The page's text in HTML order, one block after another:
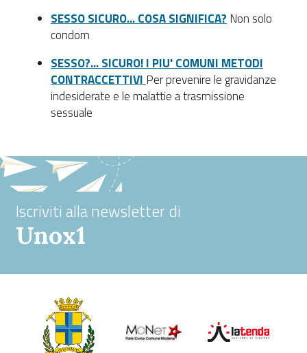
SESSO SICURO... COSA SIGNIFICA? Non solo
condom
SESSO?... SICURO! I PIU' COMUNI METODI
CONTRACCETTIVI Per prevenire le gravidanze
indesiderate e le malattie a trasmissione
sessuale
Iscriviti alla newsletter di
Unox1